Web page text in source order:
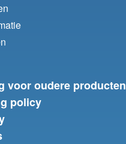
voor oudere producten
policy